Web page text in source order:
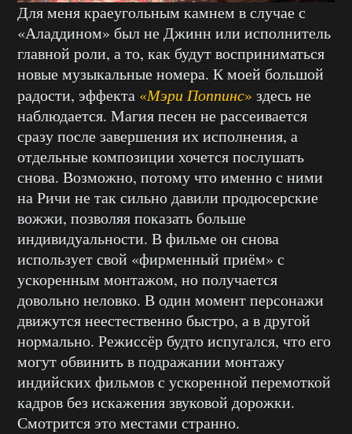
Для меня краеугольным камнем в случае с
«Аладдином» был не Джинн или исполнитель
главной роли, а то, как будут восприниматься
новые музыкальные номера. К моей большой
радости, эффекта «Мэри Поппинс» здесь не
наблюдается. Магия песен не рассеивается
сразу после завершения их исполнения, а
отдельные композиции хочется послушать
снова. Возможно, потому что именно с ними
на Ричи не так сильно давили продюсерские
вожжи, позволяя показать больше
индивидуальности. В фильме он снова
использует свой «фирменный приём» с
ускоренным монтажом, но получается
довольно неловко. В один момент персонажи
движутся неестественно быстро, а в другой
нормально. Режиссёр будто испугался, что его
могут обвинить в подражании монтажу
индийских фильмов с ускоренной перемоткой
кадров без искажения звуковой дорожки.
Смотрится это местами странно.